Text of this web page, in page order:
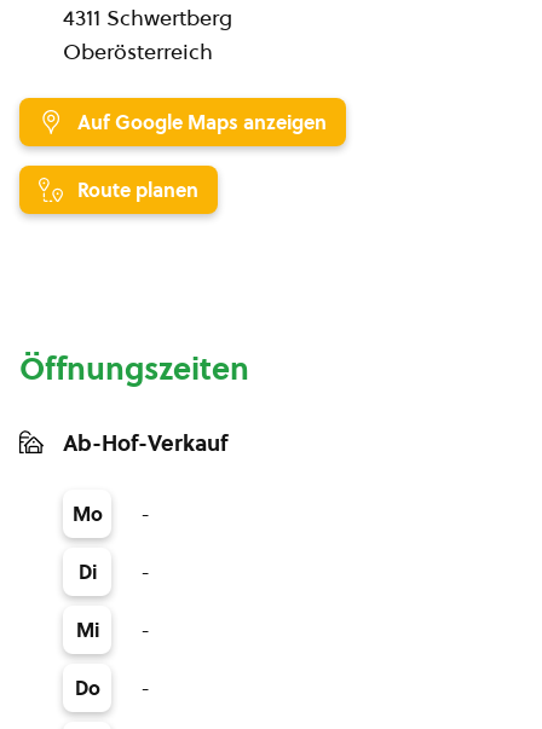
4311 Schwertberg
Oberösterreich
Auf Google Maps anzeigen
Route planen
Öffnungszeiten
Ab-Hof-Verkauf
Mo -
Di -
Mi -
Do -